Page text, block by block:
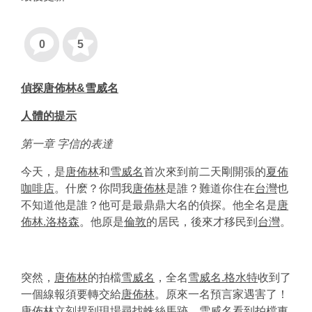
0 5
偵探唐佈林&雪威名
人體的提示
第一章 字信的表達
今天，是唐佈林和雪威名首次來到前二天剛開張的夏佈
咖啡店。什麽？你問我唐佈林是誰？難道你住在台灣也
不知道他是誰？他可是最鼎鼎大名的偵探。他全名是唐
佈林.洛格森。他原是倫敦的居民，後來才移民到 台灣。
突然， 唐佈林的拍檔雪威名 ，全名雪威名.格水特收到了
一個線報須要轉交給唐佈林。原來一名預言家遇害了！